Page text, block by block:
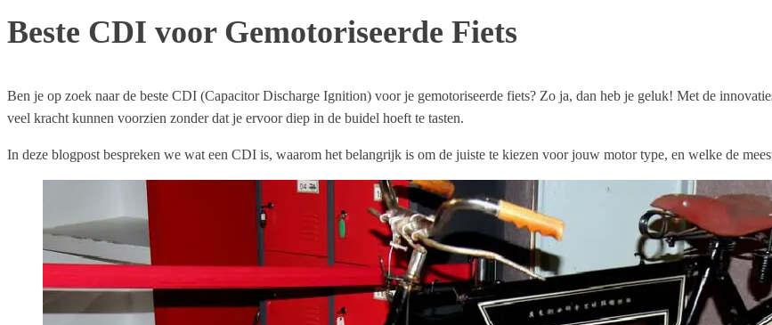
Beste CDI voor Gemotoriseerde Fiets
Ben je op zoek naar de beste CDI (Capacitor Discharge Ignition) voor je gemotoriseerde fiets? Zo ja, dan heb je geluk! Met de
veel kracht kunnen voorzien zonder dat je ervoor diep in de buidel hoeft te tasten.
In deze blogpost bespreken we wat een CDI is, waarom het belangrijk is om de juiste te kiezen voor jouw motor type, en welke de